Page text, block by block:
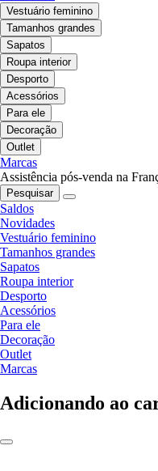
Vestuário feminino
Tamanhos grandes
Sapatos
Roupa interior
Desporto
Acessórios
Para ele
Decoração
Outlet
Marcas
Assistência pós-venda na
Pesquisar
Saldos
Novidades
Vestuário feminino
Tamanhos grandes
Sapatos
Roupa interior
Desporto
Acessórios
Para ele
Decoração
Outlet
Marcas
Adicionando ao